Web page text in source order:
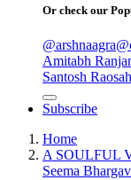
Or check our
@arshnaagra
Amitabh
Santosh
Subscribe
Home
A SOULFUL
Seema